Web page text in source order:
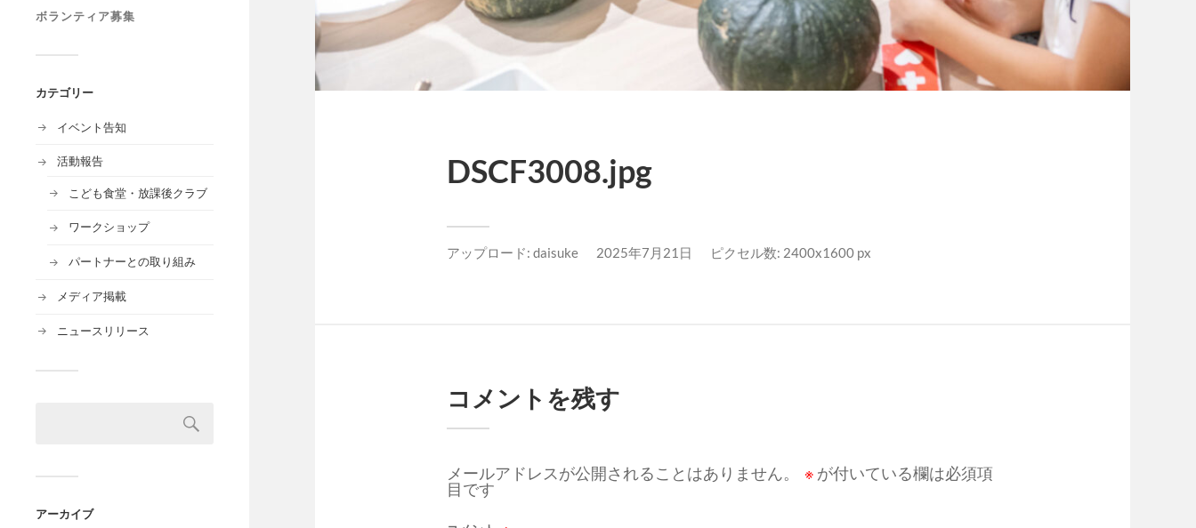
ボランティア募集
カテゴリー
イベント告知
活動報告
こども食堂・放課後クラブ
ワークショップ
パートナーとの取り組み
メディア掲載
ニュースリリース
アーカイブ
DSCF3008.jpg
アップロード: daisuke 2025年7月21日 ピクセル数: 2400x1600 px
コメントを残す
メールアドレスが公開されることはありません。 ※ が付いている欄は必須項
目です